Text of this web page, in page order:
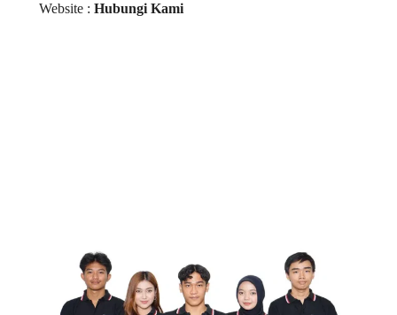
Website : Hubungi Kami